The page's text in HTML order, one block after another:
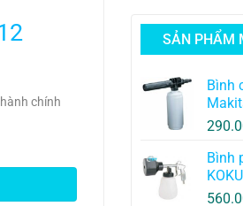
SẢN PHẨM
Bình
Bình
chính